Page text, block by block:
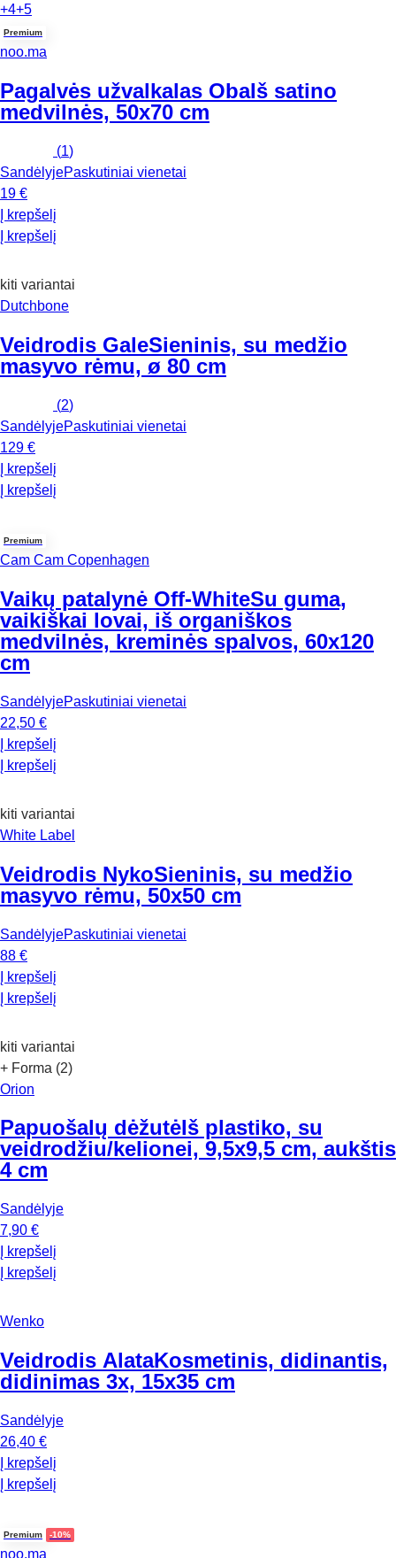
+4+5
Premium
noo.ma
Pagalvės užvalkalas ObaIš satino
medvilnės, 50x70 cm
(1)
SandėlyjePaskutiniai vienetai
19 €
Į krepšelį
Į krepšelį
kiti variantai
Dutchbone
Veidrodis GaleSieninis, su medžio
masyvo rėmu, ø 80 cm
(2)
SandėlyjePaskutiniai vienetai
129 €
Į krepšelį
Į krepšelį
Premium
Cam Cam Copenhagen
Vaikų patalynė Off-WhiteSu guma,
vaikiškai lovai, iš organiškos
medvilnės, kreminės spalvos, 60x120
cm
SandėlyjePaskutiniai vienetai
22,50 €
Į krepšelį
Į krepšelį
kiti variantai
White Label
Veidrodis NykoSieninis, su medžio
masyvo rėmu, 50x50 cm
SandėlyjePaskutiniai vienetai
88 €
Į krepšelį
Į krepšelį
kiti variantai
+ Forma (2)
Orion
Papuošalų dėžutėIš plastiko, su
veidrodžiu/kelionei, 9,5x9,5 cm, aukštis
4 cm
Sandėlyje
7,90 €
Į krepšelį
Į krepšelį
Wenko
Veidrodis AlataKosmetinis, didinantis,
didinimas 3x, 15x35 cm
Sandėlyje
26,40 €
Į krepšelį
Į krepšelį
Premium -10%
noo.ma